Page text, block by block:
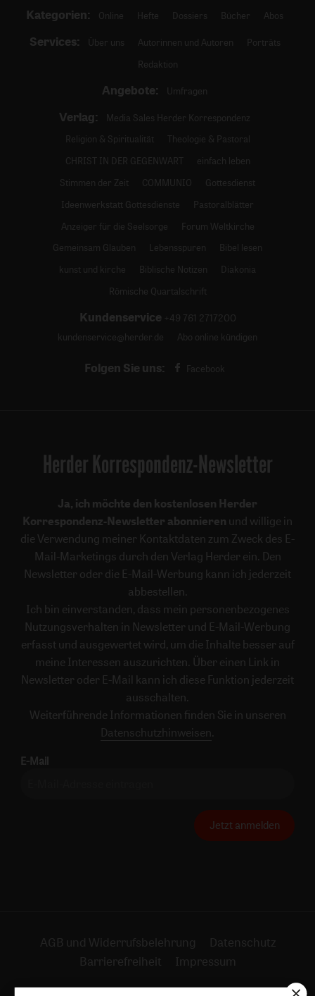
Kategorien: Online Hefte Dossiers Bücher Abos
Services: Über uns Autorinnen und Autoren
Porträts
Redaktion
Angebote: Umfragen
Verlag:
Media Sales Herder Korrespondenz
Religion & Spiritualität
Theologie & Pastoral
CHRIST IN DER GEGENWART
einfach leben
Stimmen der Zeit
COMMUNIO
Gottesdienst
Ideenwerkstatt Gottesdienste
Pastoralblätter
Anzeiger für die Seelsorge
Forum Weltkirche
Gemeinsam Glauben
Lebensspuren
Bibel lesen
kunst und kirche
Biblische Notizen
Diakonia
Römische Quartalschrift
Kundenservice +49 761 2717200
kundenservice@herder.de
Abo online kündigen
Folgen Sie uns: Facebook
Herder Korrespondenz-Newsletter
Ja, ich möchte den kostenlosen Herder
Korrespondenz-Newsletter abonnieren und willige in
die Verwendung meiner Kontaktdaten zum Zweck des E-
Mail-Marketings durch den Verlag Herder ein. Den
Newsletter oder die E-Mail-Werbung kann ich jederzeit
abbestellen.
Ich bin einverstanden, dass mein personenbezogenes
Nutzungsverhalten in Newsletter und E-Mail-Werbung
erfasst und ausgewertet wird, um die Inhalte besser auf
meine Interessen auszurichten. Über einen Link in
Newsletter oder E-Mail kann ich diese Funktion jederzeit
ausschalten.
Weiterführende Informationen finden Sie in unseren
Datenschutzhinweisen .
E-Mail
Jetzt anmelden
AGB und Widerrufsbelehrung
Datenschutz
Barrierefreiheit
Impressum